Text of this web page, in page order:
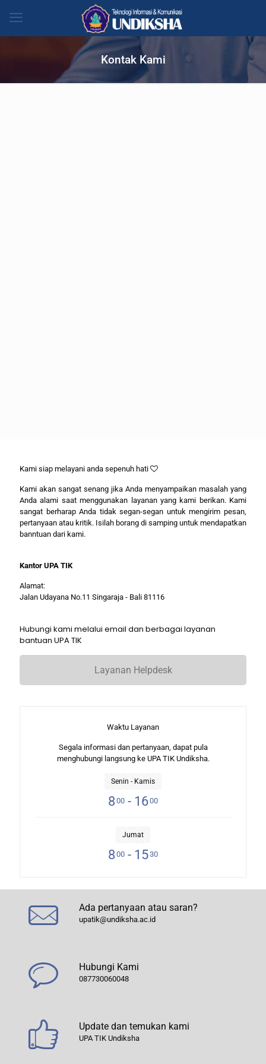
Kontak Kami
Kami siap melayani anda sepenuh hati
Kami akan sangat senang jika Anda menyampaikan masalah yang
Anda alami saat menggunakan layanan yang kami berikan. Kami
sangat berharap Anda tidak segan-segan untuk mengirim pesan,
pertanyaan atau kritik. Isilah borang di samping untuk mendapatkan
banntuan dari kami.
Kantor UPA TIK
Alamat:
Jalan Udayana No.11 Singaraja - Bali 81116
Hubungi kami melalui email dan berbagai layanan
bantuan UPA TIK
Layanan Helpdesk
Waktu Layanan
Segala informasi dan pertanyaan, dapat pula
menghubungi langsung ke UPA TIK Undiksha.
Senin - Kamis
8 00 - 1600
Jumat
8 00 - 1530
Ada pertanyaan atau saran?
upatik@undiksha.ac.id
Hubungi Kami
087730060048
Update dan temukan kami
UPA TIK Undiksha